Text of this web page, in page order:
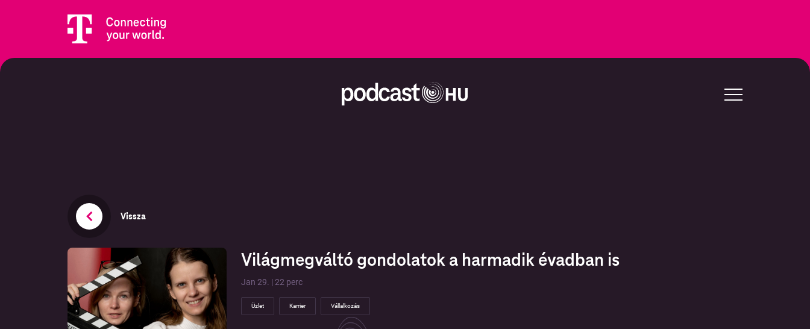
Vissza
Világmegváltó gondolatok a harmadik évadban is
Jan 29. | 22 perc
Üzlet Karrier Vállalkozás